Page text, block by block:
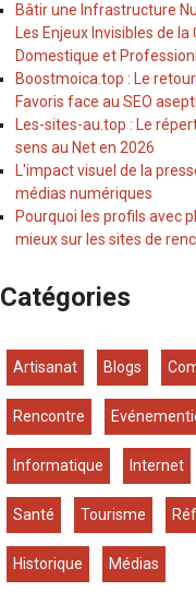
Bâtir une Infrastructure Numérique Durable :
Les Enjeux Invisibles de
Domestique et
Boostmoica.top : Le retour du Ping et des
Favoris face au SEO
Les-sites-au.top : Le répertoire qui redonne du
sens au Net en 2026
L'impact visuel de la presse satirique dans les
médias numériques
Pourquoi les profils avec photos réussissent
mieux sur les sites de
Catégories
Artisanat Blogs
Rencontre
Informatique Internet
Santé Tourisme
Historique Médias